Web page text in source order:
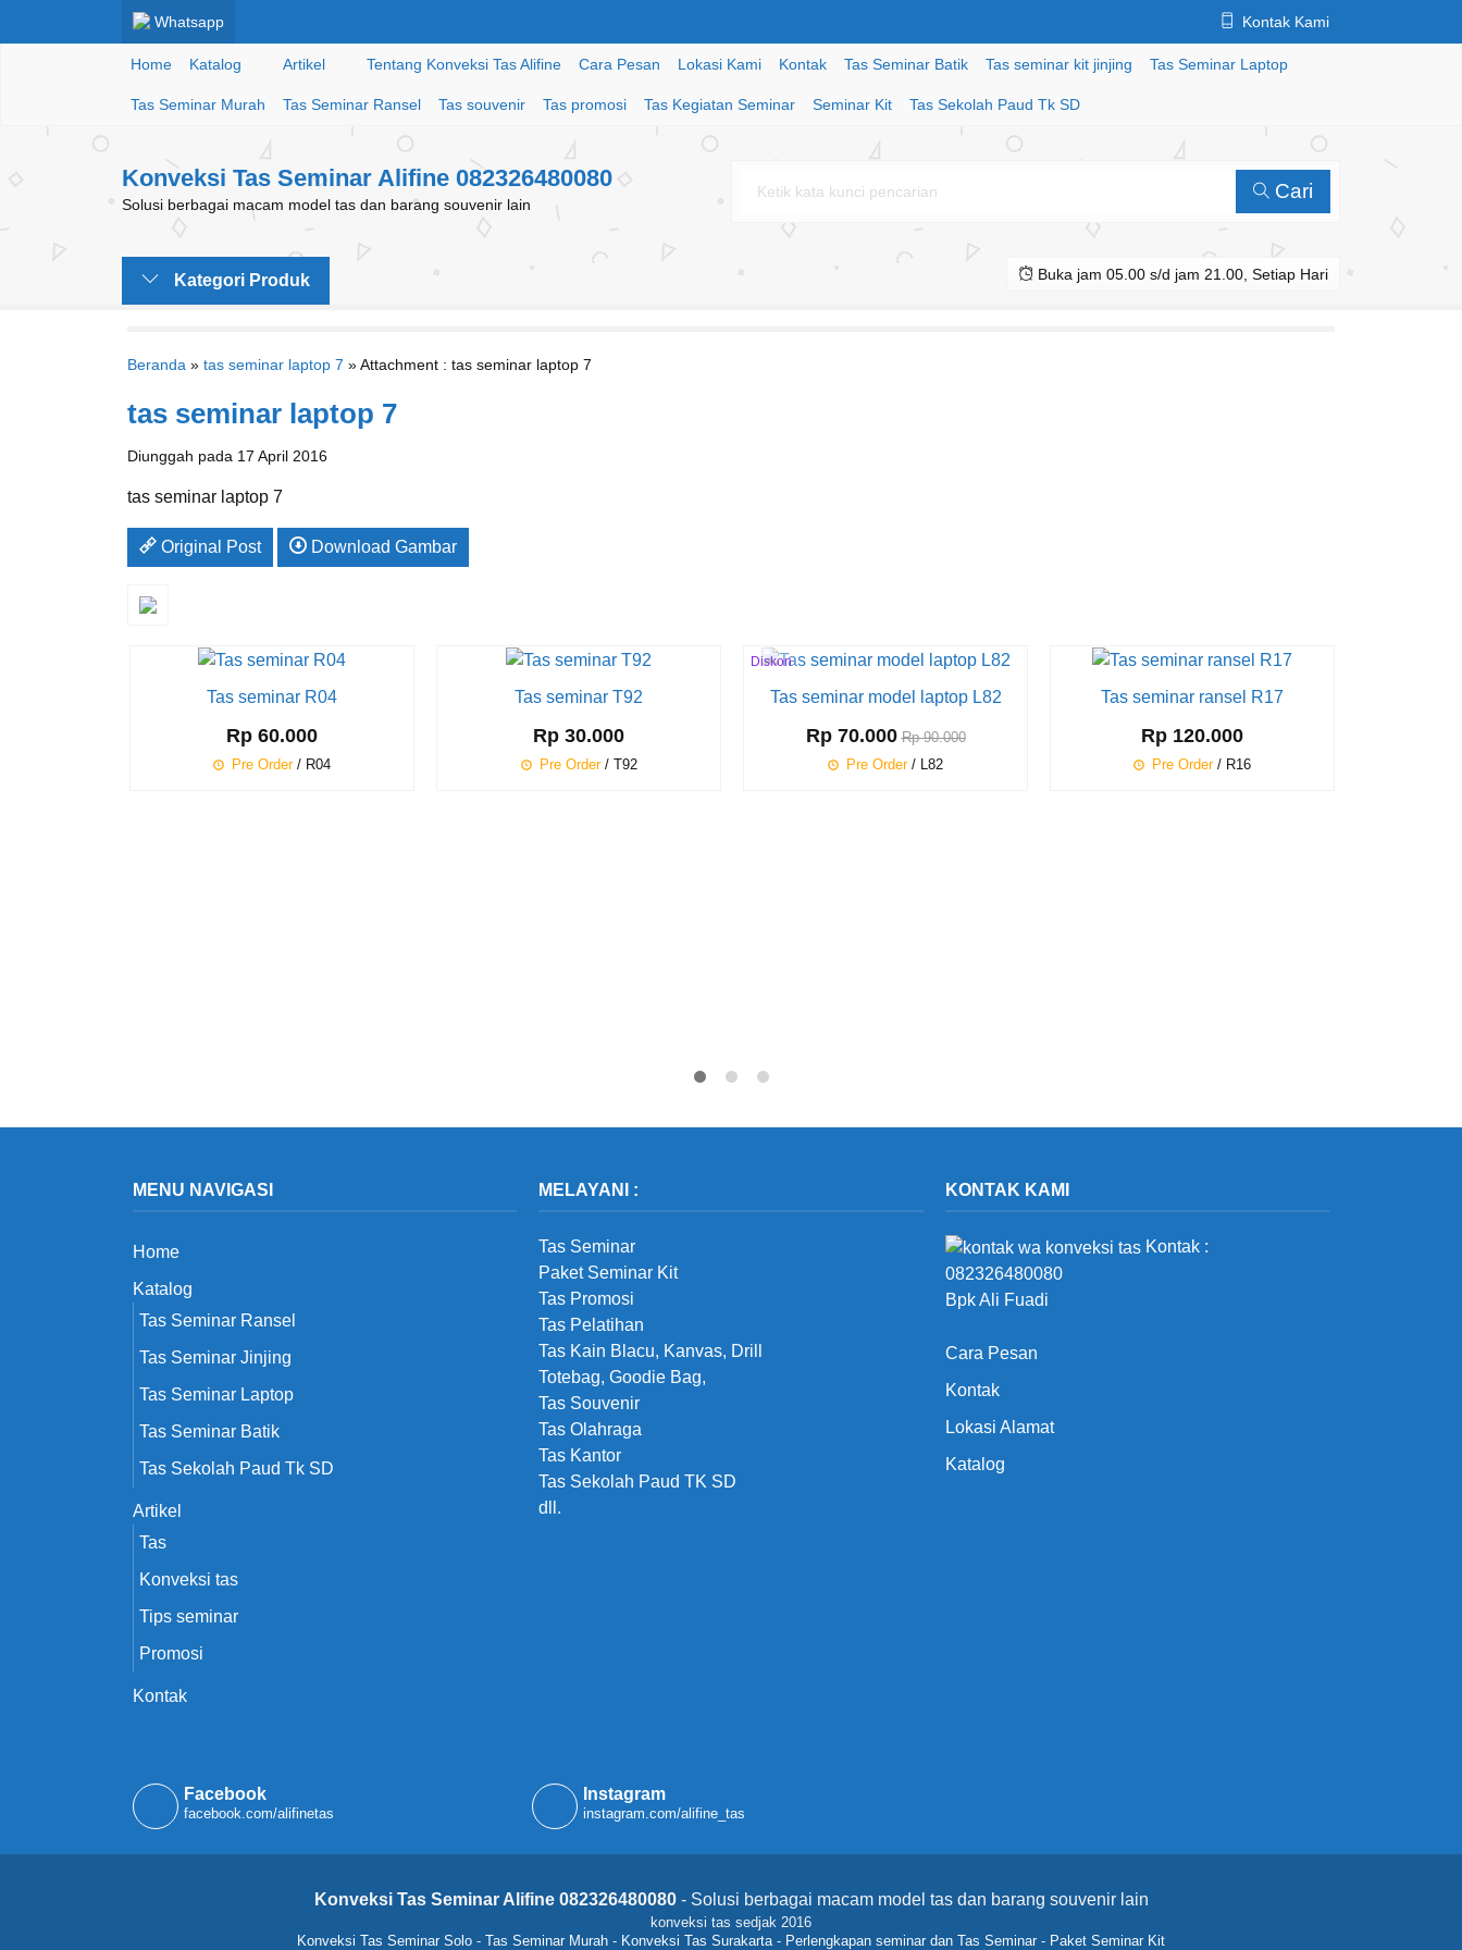
Whatsapp Kontak Kami
Home Katalog Artikel Tentang Konveksi Tas Alifine Cara Pesan Lokasi Kami Kontak Tas Seminar Batik Tas seminar kit jinjing Tas Seminar Laptop
Tas Seminar Murah Tas Seminar Ransel Tas souvenir Tas promosi Tas Kegiatan Seminar Seminar Kit Tas Sekolah Paud Tk SD
Konveksi Tas Seminar Alifine 082326480080
Solusi berbagai macam model tas dan barang souvenir lain
Cari
Kategori Produk Buka jam 05.00 s/d jam 21.00, Setiap Hari
Beranda » tas seminar laptop 7 » Attachment : tas seminar laptop 7
tas seminar laptop 7
Diunggah pada 17 April 2016
tas seminar laptop 7
Original Post Download Gambar
Tas seminar R04
Rp 60.000
Pre Order/ R04
Tas seminar T92
Rp 30.000
Pre Order/ T92
Diskon
Tas seminar model laptop L82
Rp 70.000 Rp 90.000
Pre Order/ L82
Tas seminar ransel R17
Rp 120.000
Pre Order/ R16
MENU NAVIGASI
Home
Katalog
Tas Seminar Ransel
Tas Seminar Jinjing
Tas Seminar Laptop
Tas Seminar Batik
Tas Sekolah Paud Tk SD
Artikel
Tas
Konveksi tas
Tips seminar
Promosi
Kontak
MELAYANI :
Tas Seminar
Paket Seminar Kit
Tas Promosi
Tas Pelatihan
Tas Kain Blacu, Kanvas, Drill
Totebag, Goodie Bag,
Tas Souvenir
Tas Olahraga
Tas Kantor
Tas Sekolah Paud TK SD
dll.
KONTAK KAMI
Kontak :
082326480080
Bpk Ali Fuadi
Cara Pesan
Kontak
Lokasi Alamat
Katalog
Facebook
facebook.com/alifinetas
Instagram
instagram.com/alifine_tas
Konveksi Tas Seminar Alifine 082326480080- Solusi berbagai macam model tas dan barang souvenir lain
konveksi tas sedjak 2016
Konveksi Tas Seminar Solo - Tas Seminar Murah - Konveksi Tas Surakarta- Perlengkapan seminar dan Tas Seminar - Paket Seminar Kit